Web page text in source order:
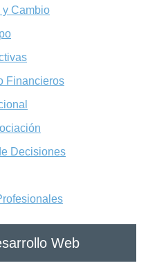
y Cambio
Financieros
Decisiones
Web